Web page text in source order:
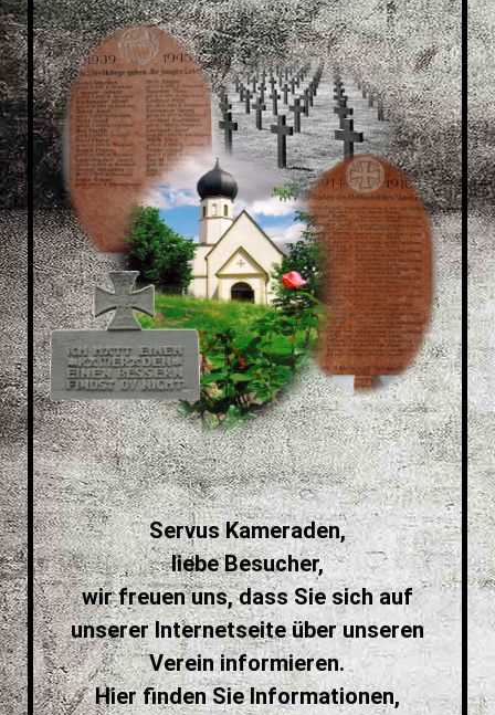
Servus Kameraden,
liebe Besucher,
wir freuen uns, dass Sie sich auf
unserer Internetseite über unseren
Verein informieren.
Hier finden Sie Informationen,